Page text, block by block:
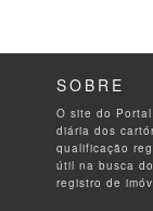
SOBRE
O site do
diária dos
qualificação
útil na busca
registro de